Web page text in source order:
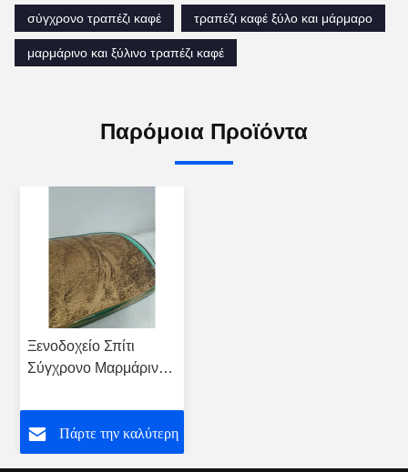
σύγχρονο τραπέζι καφέ
τραπέζι καφέ ξύλο και μάρμαρο
μαρμάρινο και ξύλινο τραπέζι καφέ
Παρόμοια Προϊόντα
Ξενοδοχείο Σπίτι
Σύγχρονο Μαρμάρινο
καφέ με μεταλλική
βάσηΠάρτε την καλύτερη